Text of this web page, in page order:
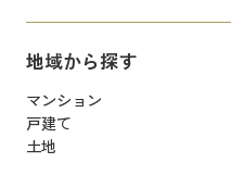
地域から探す
マンション
戸建て
土地